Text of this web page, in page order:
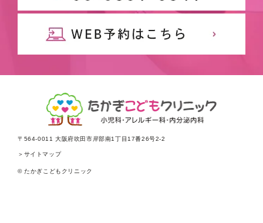
〒564-0011 大阪府吹田市岸部南1丁目17番26号2-2
＞サイトマップ
© たかぎこどもクリニック